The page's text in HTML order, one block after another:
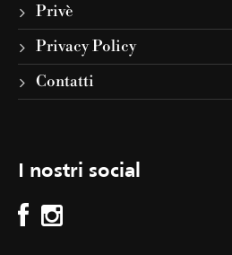
Privè
Privacy Policy
Contatti
I nostri social